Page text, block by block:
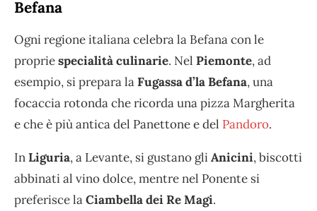
Befana
Ogni regione italiana celebra la Befana con le
propriespecialità culinarie. Nel Piemonte, ad
esempio, si prepara laFugassa d’la Befana, una
focaccia rotonda che ricorda una pizza Margherita
e che è più antica del Panettone e del Pandoro.
InLiguria, a Levante, si gustano gliAnicini, biscotti
abbinati al vino dolce, mentre nel Ponente si
preferisce laCiambella dei Re Magi.